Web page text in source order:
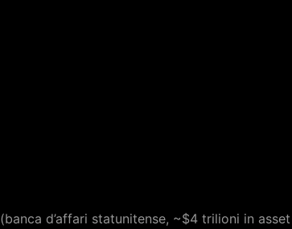
(banca d’affari statunitense, ~$4 trilioni in